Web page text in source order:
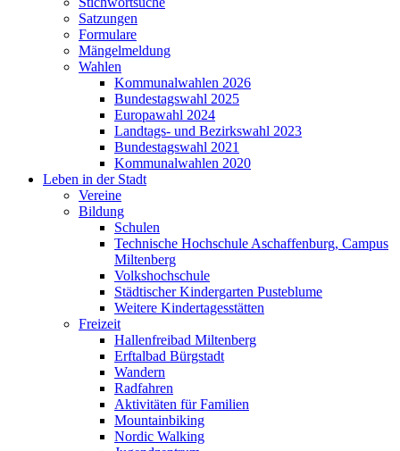
Satzungen
Formulare
Mängelmeldung
Wahlen
Kommunalwahlen 2026
Bundestagswahl 2025
Europawahl 2024
Landtags- und Bezirkswahl 2023
Bundestagswahl 2021
Kommunalwahlen 2020
Leben in der Stadt
Vereine
Bildung
Schulen
Technische Hochschule Aschaffenburg, Campus
Miltenberg
Volkshochschule
Städtischer Kindergarten Pusteblume
Weitere Kindertagesstätten
Freizeit
Hallenfreibad Miltenberg
Erftalbad Bürgstadt
Wandern
Radfahren
Aktivitäten für Familien
Mountainbiking
Nordic Walking